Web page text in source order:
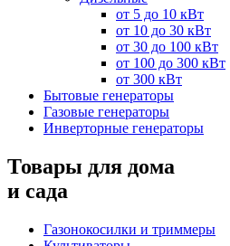
от 5 до 10 кВт
от 10 до 30 кВт
от 30 до 100 кВт
от 100 до 300 кВт
от 300 кВт
Бытовые генераторы
Газовые генераторы
Инверторные генераторы
Товары для дома
и сада
Газонокосилки и триммеры